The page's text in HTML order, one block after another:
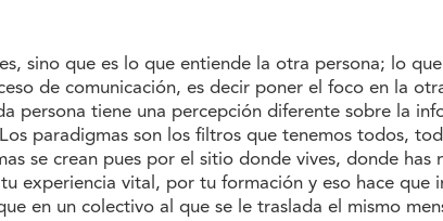
sino que es lo que entiende la otra persona; lo
de comunicación, es decir poner el foco en la
persona tiene una percepción diferente sobre la
paradigmas son los filtros que tenemos todos,
se crean pues por el sitio donde vives, donde has
experiencia vital, por tu formación y eso hace que
en un colectivo al que se le traslada el mismo